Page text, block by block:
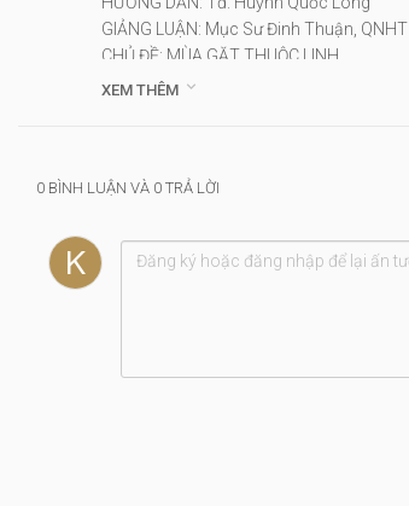
GIẢNG LUẬN: Mục Sư Đinh Thuận, QNHT
CHỦ ĐỀ: MÙA GẶT THUỘC LINH
Kinh Thánh: Ma-thi-ơ 9:35-38
XEM THÊM 
0 BÌNH LUẬN VÀ 0 TRẢ LỜI